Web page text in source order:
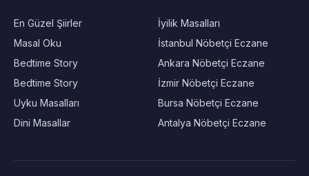
En Güzel Şiirler
Masal Oku
Bedtime Story
Bedtime Story
Uyku Masalları
Dini Masallar
İyilik Masalları
İstanbul Nöbetçi Eczane
Ankara Nöbetçi Eczane
İzmir Nöbetçi Eczane
Bursa Nöbetçi Eczane
Antalya Nöbetçi Eczane